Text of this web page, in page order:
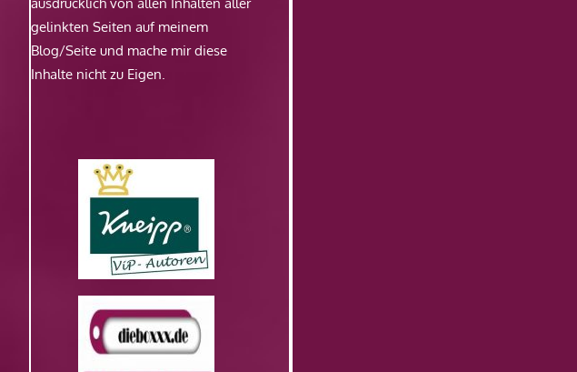
gelinkten Seiten auf meinem
Blog/Seite und mache mir diese
Inhalte nicht zu Eigen.